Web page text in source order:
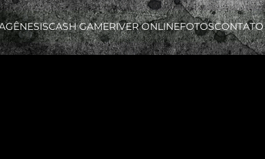
GÊNESISCASH GAMERIVER ONLINEFOTOSCONTATO